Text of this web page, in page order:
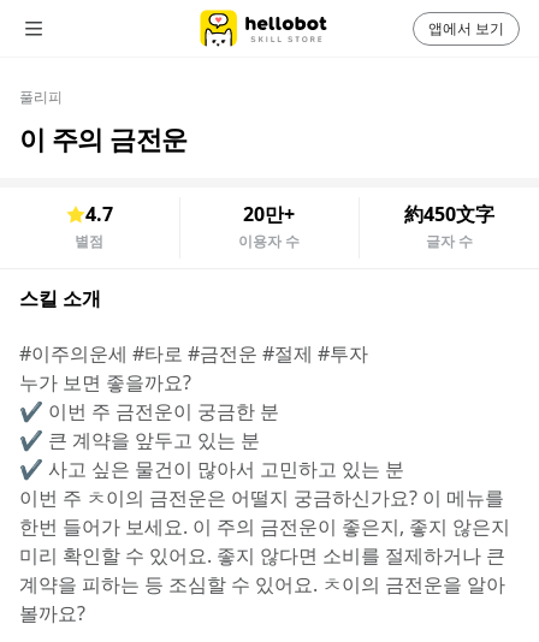
풀리피
이 주의 금전운
4.7
별점
20만+
이용자 수
約450文字
글자 수
스킬 소개
#이주의운세 #타로 #금전운 #절제 #투자
누가 보면 좋을까요?
✔️ 이번 주 금전운이 궁금한 분
✔️ 큰 계약을 앞두고 있는 분
✔️ 사고 싶은 물건이 많아서 고민하고 있는 분
이번 주 ㅊ이의 금전운은 어떨지 궁금하신가요? 이 메뉴를
한번 들어가 보세요. 이 주의 금전운이 좋은지, 좋지 않은지
미리 확인할 수 있어요. 좋지 않다면 소비를 절제하거나 큰
계약을 피하는 등 조심할 수 있어요. ㅊ이의 금전운을 알아
볼까요?
앱에서 보기